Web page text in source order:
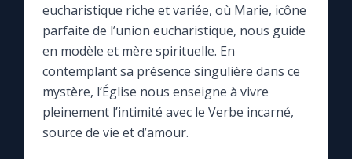
Le site internet
Questions-réponses
Prier au quotidien
eucharistique riche et variée, où Marie, icône
parfaite de l’union eucharistique, nous guide
en modèle et mère spirituelle. En
contemplant sa présence singulière dans ce
mystère, l’Église nous enseigne à vivre
pleinement l’intimité avec le Verbe incarné,
source de vie et d’amour.